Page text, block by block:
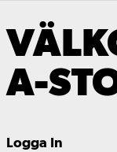
A-
Logga In